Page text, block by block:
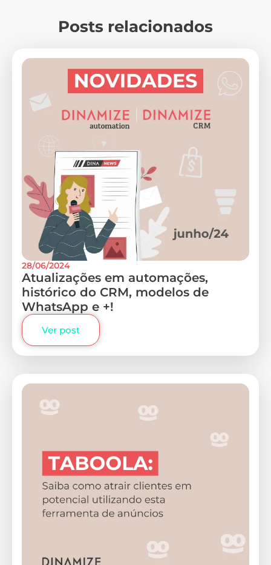
Posts relacionados
28/06/2024
Atualizações em automações,
histórico do CRM, modelos de
WhatsApp e +!
Ver post